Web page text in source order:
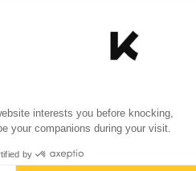
interests you before knocking,
your companions during your visit.
by